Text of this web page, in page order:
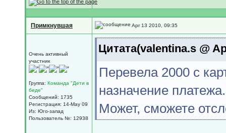
Примкнувшая Apr 13 2010, 09:35
Очень активный
участник
Группа: Команда "Дети в
беде"
Сообщений: 1735
Регистрация: 14-May 09
Из: Юго-запад
Пользователь №: 12938
Цитата(valentina.s @
Перевела 2000 с
назначение платежа.
Может, сможете